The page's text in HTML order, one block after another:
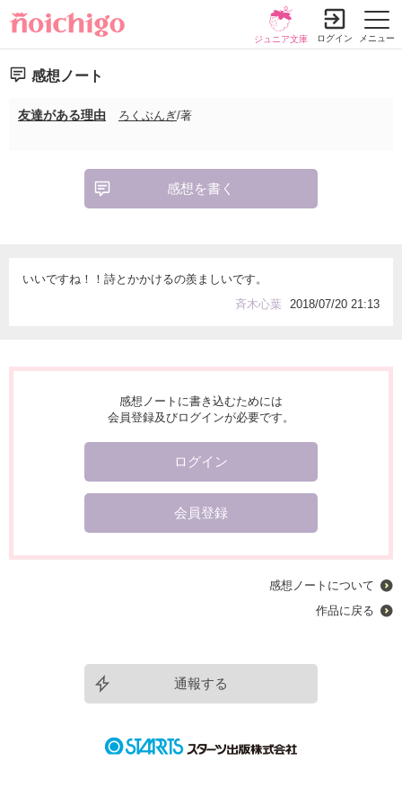
メニュー
ジュニア文庫 ログイン
感想ノート
友達がある理由 ろくぶんぎ/著
感想を書く
いいですね！！詩とかかけるの羨ましいです。
斉木心葉
2018/07/20 21:13
感想ノートに書き込むためには
会員登録及びログインが必要です。
ログイン
会員登録
感想ノートについて
作品に戻る
通報する